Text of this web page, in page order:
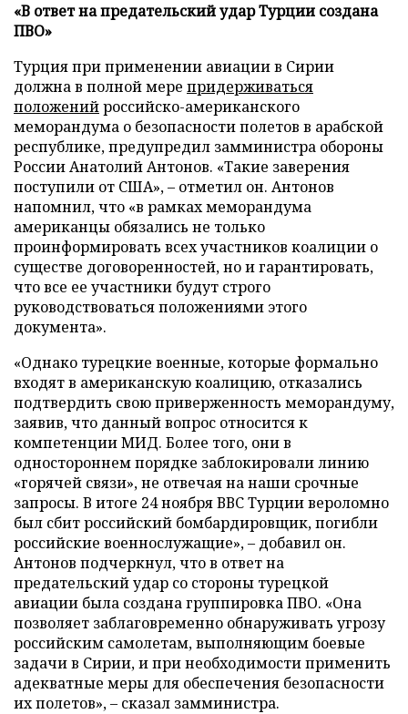
«В ответ на предательский удар Турции создана
ПВО»
Турция при применении авиации в Сирии
должна в полной мере придерживаться
положенийроссийско-американского
меморандума о безопасности полетов в арабской
республике, предупредил замминистра обороны
России Анатолий Антонов. «Такие заверения
поступили от США», – отметил он. Антонов
напомнил, что «в рамках меморандума
американцы обязались не только
проинформировать всех участников коалиции о
существе договоренностей, но и гарантировать,
что все ее участники будут строго
руководствоваться положениями этого
документа».
«Однако турецкие военные, которые формально
входят в американскую коалицию, отказались
подтвердить свою приверженность меморандуму,
заявив, что данный вопрос относится к
компетенции МИД. Более того, они в
одностороннем порядке заблокировали линию
«горячей связи», не отвечая на наши срочные
запросы. В итоге 24 ноября ВВС Турции вероломно
был сбит российский бомбардировщик, погибли
российские военнослужащие», – добавил он.
Антонов подчеркнул, что в ответ на
предательский удар со стороны турецкой
авиации была создана группировка ПВО. «Она
позволяет заблаговременно обнаруживать угрозу
российским самолетам, выполняющим боевые
задачи в Сирии, и при необходимости применить
адекватные меры для обеспечения безопасности
их полетов», – сказал замминистра.